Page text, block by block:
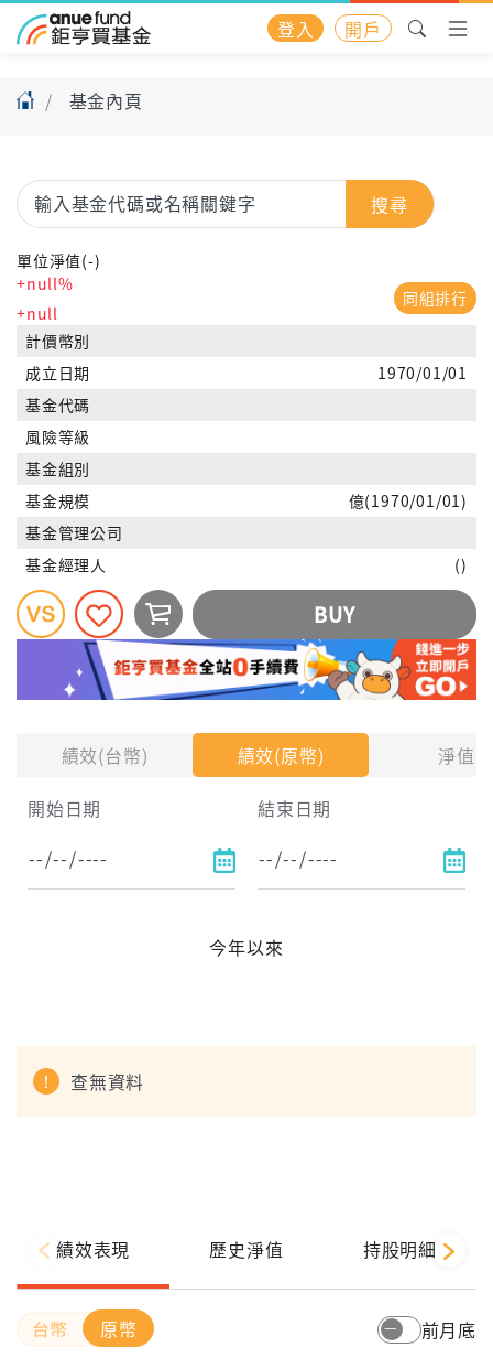
登入 開戶
基金內頁
績效(台幣) 績效(原幣)
淨值
開始日期
結束日期
今年以來
查無資料
搜尋
單位淨值(-)
+null%
+null
同組排行
計價幣別
成立日期
1970/01/01
基金代碼
風險等級
基金組別
基金規模
億(1970/01/01)
基金管理公司
基金經理人
()
BUY
績效表現 歷史淨值 持股明細
原幣 前月底